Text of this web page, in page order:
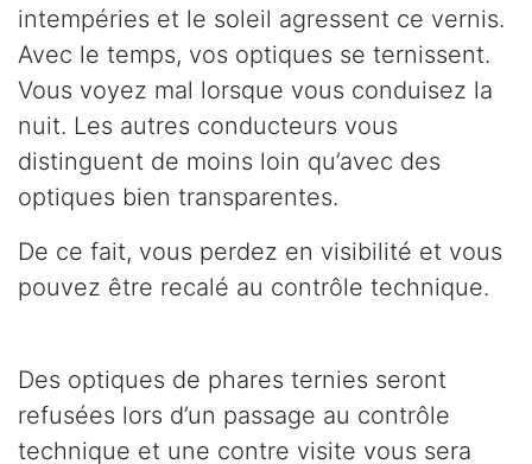
intempéries et le soleil agressent ce vernis.
Avec le temps, vos optiques se ternissent.
Vous voyez mal lorsque vous conduisez la
nuit. Les autres conducteurs vous
distinguent de moins loin qu’avec des
optiques bien transparentes.
De ce fait, vous perdez en visibilité et vous
pouvez être recalé au contrôle technique.
Des optiques de phares ternies seront
refusées lors d’un passage au contrôle
technique et une contre visite vous sera